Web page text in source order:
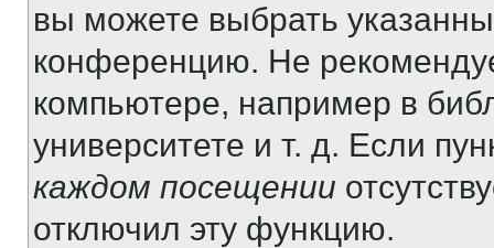
вы можете выбрать
конференцию. Не
компьютере, например в
университете и т. д. Если
каждом посещении
отключил эту функцию.